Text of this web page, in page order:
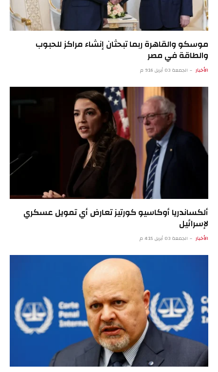
موسكو والقاهرة ربما تبحثان إنشاء مراكز للحبوب
والطاقة في مصر
الأخبار الجمعة 03 أبريل 9:16 م
ألكساندريا أوكاسيو كورتيز تعارض أي تمويل عسكري
لإسرائيل
الأخبار الجمعة 03 أبريل 4:15 م